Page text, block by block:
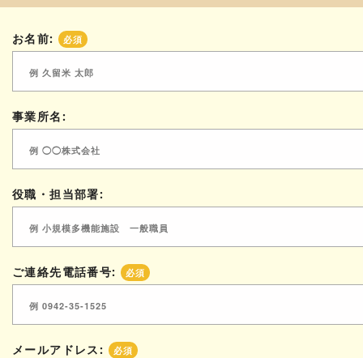
お名前: 必須
事業所名:
役職・担当部署:
ご連絡先電話番号: 必須
メールアドレス: 必須